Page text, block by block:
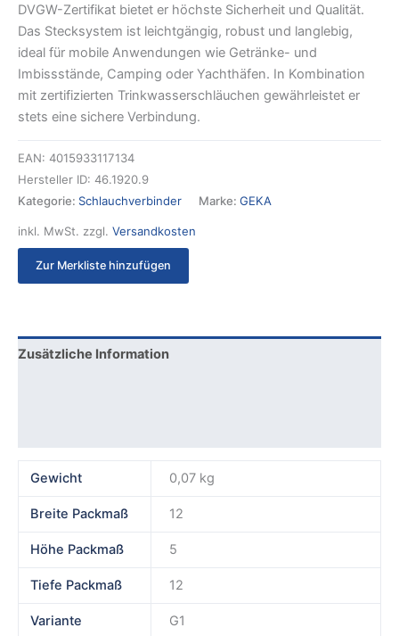
DVGW-Zertifikat bietet er höchste Sicherheit und Qualität.
Das Stecksystem ist leichtgängig, robust und langlebig,
ideal für mobile Anwendungen wie Getränke- und
Imbissstände, Camping oder Yachthäfen. In Kombination
mit zertifizierten Trinkwasserschläuchen gewährleistet er
stets eine sichere Verbindung.
EAN: 4015933117134
Hersteller ID: 46.1920.9
Kategorie: Schlauchverbinder Marke: GEKA
inkl. MwSt. zzgl. Versandkosten
Zur Merkliste hinzufügen
Zusätzliche Information
Gewicht 0,07 kg
Breite Packmaß 12
Höhe Packmaß 5
Tiefe Packmaß 12
Variante G1